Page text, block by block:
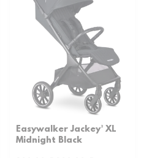
Easywalker Jackey² XL
Midnight Black